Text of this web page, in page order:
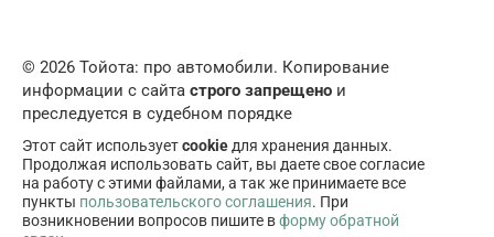
© 2026 Тойота: про автомобили. Копирование
информации с сайта строго запрещено и
преследуется в судебном порядке
Этот сайт используетcookie для хранения данных.
Продолжая использовать сайт, вы даете свое согласие
на работу с этими файлами, а так же принимаете все
пункты пользовательского соглашения. При
возникновении вопросов пишите вформу обратной